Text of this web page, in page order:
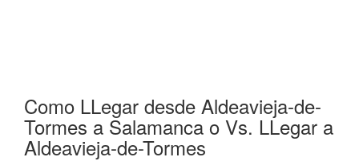
Como LLegar desde Aldeavieja-de-
Tormes a Salamanca o Vs. LLegar a
Aldeavieja-de-Tormes